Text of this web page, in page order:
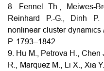
8. Fennel Th., Meiwes-
Reinhard P.-G., Dinh
nonlinear cluster dynamics
P. 1793–1842.
9. Hu M., Petrova H., Chen
R., Marquez M., Li X., Xia